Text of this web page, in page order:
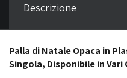
Descrizione
Palla di Natale Opaca in
Singola, Disponibile in Vari